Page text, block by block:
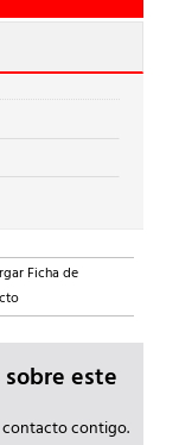
Ficha de
este
contigo.